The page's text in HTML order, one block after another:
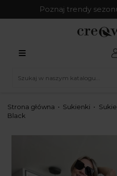
Poznaj trendy
Strona główna Sukienki
Black